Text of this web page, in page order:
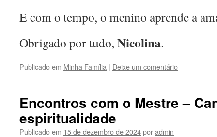
E com o tempo, o menino aprende a
Obrigado por tudo, Nicolina.
Publicado em Minha Família | Deixe um comentário
Encontros com o Mestre –
espiritualidade
Publicado em 15 de dezembro de 2024poradmin